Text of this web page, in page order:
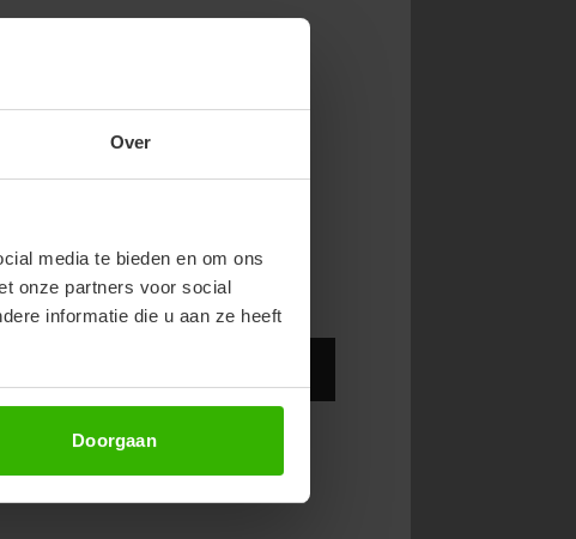
Over
media te bieden en om ons
onze partners voor social
informatie die u aan ze heeft
Doorgaan
NOW & GET 10%